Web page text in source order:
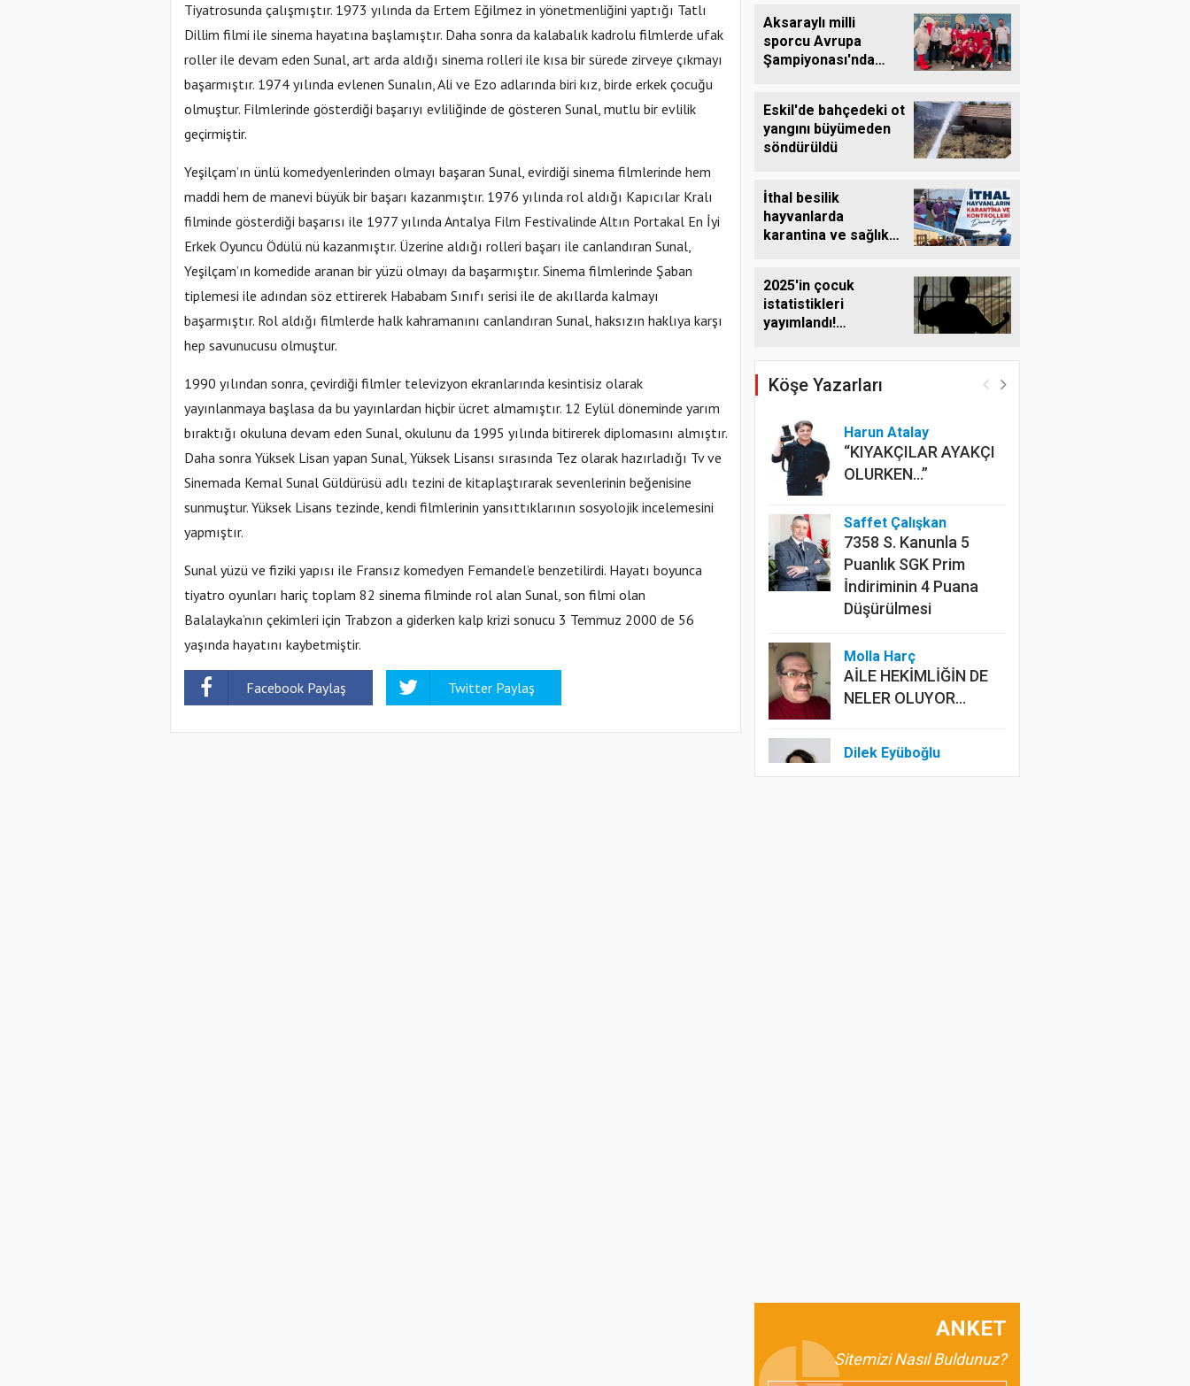
Tiyatrosunda çalışmıştır. 1973 yılında da Ertem Eğilmez in yönetmenliğini yaptığı Tatlı
Dillim filmi ile sinema hayatına başlamıştır. Daha sonra da kalabalık kadrolu filmlerde ufak
roller ile devam eden Sunal, art arda aldığı sinema rolleri ile kısa bir sürede zirveye çıkmayı
başarmıştır. 1974 yılında evlenen Sunalın, Ali ve Ezo adlarında biri kız, birde erkek çocuğu
olmuştur. Filmlerinde gösterdiği başarıyı evliliğinde de gösteren Sunal, mutlu bir evlilik
geçirmiştir.
Yeşilçam’ın ünlü komedyenlerinden olmayı başaran Sunal, evirdiği sinema filmlerinde hem
maddi hem de manevi büyük bir başarı kazanmıştır. 1976 yılında rol aldığı Kapıcılar Kralı
filminde gösterdiği başarısı ile 1977 yılında Antalya Film Festivalinde Altın Portakal En İyi
Erkek Oyuncu Ödülü nü kazanmıştır. Üzerine aldığı rolleri başarı ile canlandıran Sunal,
Yeşilçam’ın komedide aranan bir yüzü olmayı da başarmıştır. Sinema filmlerinde Şaban
tiplemesi ile adından söz ettirerek Hababam Sınıfı serisi ile de akıllarda kalmayı
başarmıştır. Rol aldığı filmlerde halk kahramanını canlandıran Sunal, haksızın haklıya karşı
hep savunucusu olmuştur.
1990 yılından sonra, çevirdiği filmler televizyon ekranlarında kesintisiz olarak
yayınlanmaya başlasa da bu yayınlardan hiçbir ücret almamıştır. 12 Eylül döneminde yarım
bıraktığı okuluna devam eden Sunal, okulunu da 1995 yılında bitirerek diplomasını almıştır.
Daha sonra Yüksek Lisan yapan Sunal, Yüksek Lisansı sırasında Tez olarak hazırladığı Tv ve
Sinemada Kemal Sunal Güldürüsü adlı tezini de kitaplaştırarak sevenlerinin beğenisine
sunmuştur. Yüksek Lisans tezinde, kendi filmlerinin yansıttıklarının sosyolojik incelemesini
yapmıştır.
Sunal yüzü ve fiziki yapısı ile Fransız komedyen Femandel’e benzetilirdi. Hayatı boyunca
tiyatro oyunları hariç toplam 82 sinema filminde rol alan Sunal, son filmi olan
Balalayka’nın çekimleri için Trabzon a giderken kalp krizi sonucu 3 Temmuz 2000 de 56
yaşında hayatını kaybetmiştir.
Facebook Paylaş Twitter Paylaş
Aksaraylı milli
sporcu Avrupa
Şampiyonası'nda
Eskil'de bahçedeki ot
yangını büyümeden
söndürüldü
İthal besilik
hayvanlarda
karantina ve sağlık
2025'in çocuk
istatistikleri
yayımlandı!
Köşe Yazarları
Harun Atalay
“KIYAKÇILAR AYAKÇI
OLURKEN...”
Saffet Çalışkan
7358 S. Kanunla 5
Puanlık SGK Prim
İndiriminin 4 Puana
Düşürülmesi
Molla Harç
AİLE HEKİMLİĞİN DE
NELER OLUYOR...
Dilek Eyüboğlu
ERKEN SEÇİM OLSA
Hakanla Geziyoloji
"Şehrimiz Aksaray"
ANKET
Sitemizi Nasıl Buldunuz?